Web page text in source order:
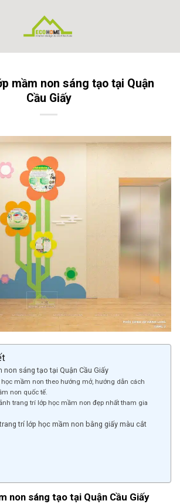
mầm non sáng tạo tại Quận
Cầu Giấy
non sáng tạo tại Quận Cầu Giấy
học mầm non theo hướng mở, hướng dẫn cách
non quốc tế.
trang trí lớp học mầm non đẹp nhất tham gia
trí lớp học mầm non bằng giấy màu cắt
non sáng tạo tại Quận Cầu Giấy